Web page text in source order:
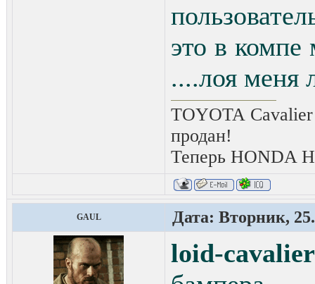
это в
....лоя меня
TOYOTA Cavalier
продан!
Теперь HONDA
GAUL Дата: Вторник,
loid-cavalier